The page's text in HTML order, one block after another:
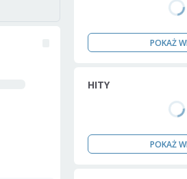
POKAŻ
HITY
POKAŻ